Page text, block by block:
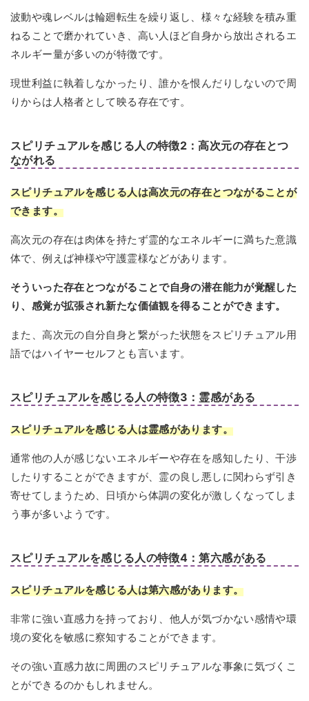
波動や魂レベルは輪廻転生を繰り返し、様々な経験を積み重
ねることで磨かれていき、高い人ほど自身から放出されるエ
ネルギー量が多いのが特徴です。
現世利益に執着しなかったり、誰かを恨んだりしないので周
りからは人格者として映る存在です。
スピリチュアルを感じる人の特徴2：高次元の存在とつ
ながれる
スピリチュアルを感じる人は高次元の存在とつながることが
できます。
高次元の存在は肉体を持たず霊的なエネルギーに満ちた意識
体で、例えば神様や守護霊様などがあります。
そういった存在とつながることで自身の潜在能力が覚醒した
り、感覚が拡張され新たな価値観を得ることができます。
また、高次元の自分自身と繋がった状態をスピリチュアル用
語ではハイヤーセルフとも言います。
スピリチュアルを感じる人の特徴3：霊感がある
スピリチュアルを感じる人は霊感があります。
通常他の人が感じないエネルギーや存在を感知したり、干渉
したりすることができますが、霊の良し悪しに関わらず引き
寄せてしまうため、日頃から体調の変化が激しくなってしま
う事が多いようです。
スピリチュアルを感じる人の特徴4：第六感がある
スピリチュアルを感じる人は第六感があります。
非常に強い直感力を持っており、他人が気づかない感情や環
境の変化を敏感に察知することができます。
その強い直感力故に周囲のスピリチュアルな事象に気づくこ
とができるのかもしれません。